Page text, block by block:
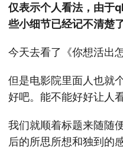
仅表示个人看法，由于
些小细节已经记不清楚
今天去看了《你想活出
但是电影院里面人也就
好吧。能不能好好让人
我们就顺着标题来随随
后的所思所想和独到的感